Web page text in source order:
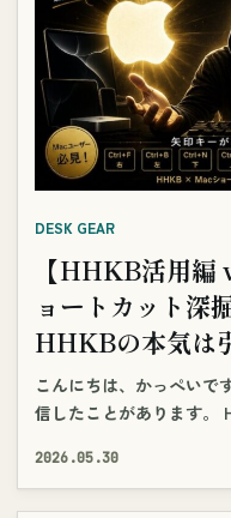
DESK GEAR
【HHKB活用
ョートカット深
HHKBの本気は
こんにちは、かっぺいで
信したことがあります。
2026.05.30